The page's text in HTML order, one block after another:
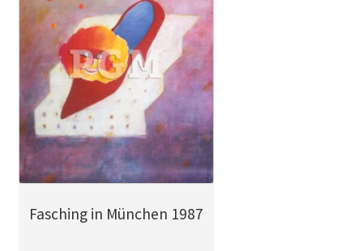
Fasching in München 1987